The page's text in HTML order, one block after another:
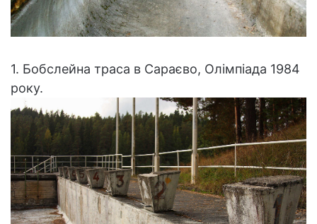
1. Бобслейна траса в Сараєво, Олімпіада 1984
року.